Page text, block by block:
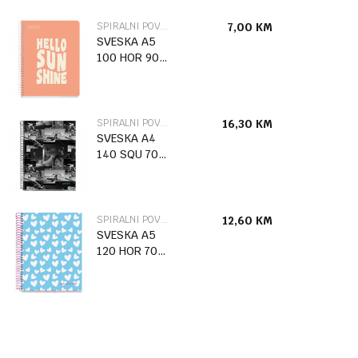
SPIRALNI POVEZ
SVESKA A5
100 HOR 90G
7,00 KM
SPIRALNI POVEZ
SVESKA A4
140 SQU 70G
16,30 KM
SPIRALNI POVEZ
SVESKA A5
120 HOR 70G
12,60 KM